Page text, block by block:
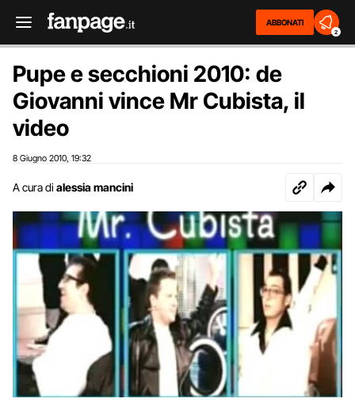
ABBONATI
2
Pupe e secchioni 2010: de
Giovanni vince Mr Cubista, il
video
8 Giugno 2010 19:32
A cura di alessia mancini